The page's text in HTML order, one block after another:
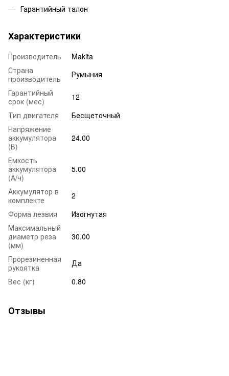
Гарантийный талон
Характеристики
Производитель
Makita
Страна
производитель
Румыния
Гарантийный
срок (мес)
12
Тип двигателя
Бесщеточный
Напряжение
аккумулятора
(В)
24.00
Емкость
аккумулятора
(А/ч)
5.00
Аккумулятор в
комплекте
2
Форма лезвия
Изогнутая
Максимальный
диаметр реза
(мм)
30.00
Прорезиненная
рукоятка
Да
Вес (кг)
0.80
Отзывы